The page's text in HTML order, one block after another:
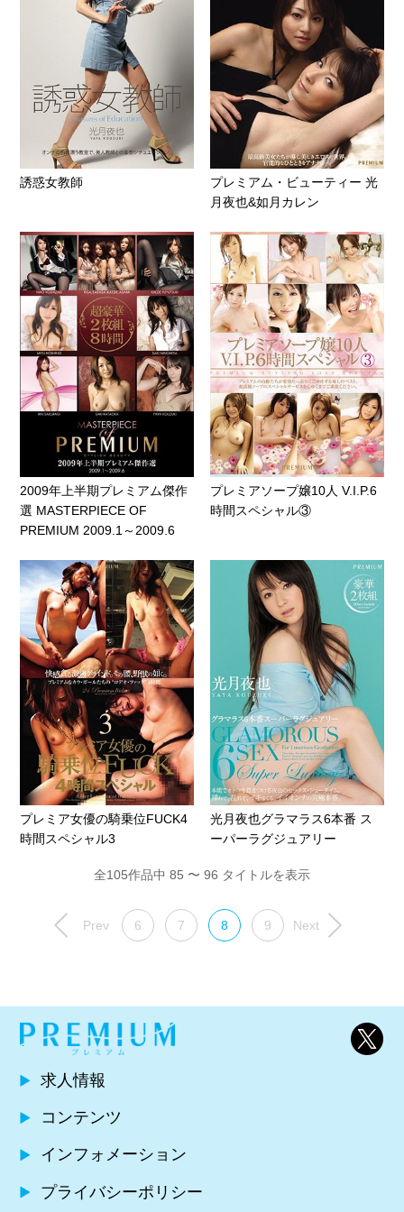
誘惑女教師
プレミアム・ビューティー 光
月夜也&如月カレン
2009年上半期プレミアム傑作
選 MASTERPIECE OF
PREMIUM 2009.1～2009.6
プレミアソープ嬢10人 V.I.P.6
時間スペシャル③
プレミア女優の騎乗位FUCK4
時間スペシャル3
光月夜也グラマラス6本番 ス
ーパーラグジュアリー
全105作品中 85 〜 96 タイトルを表示
Prev 6 7 8 9 Next
求人情報
コンテンツ
インフォメーション
プライバシーポリシー